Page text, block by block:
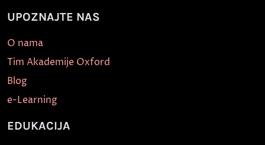
UPOZNAJTE NAS
O nama
Tim Akademije Oxford
Blog
e-Learning
EDUKACIJA